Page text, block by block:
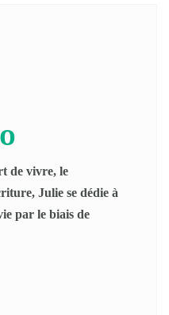
de vivre, le
Julie se dédie à
par le biais de